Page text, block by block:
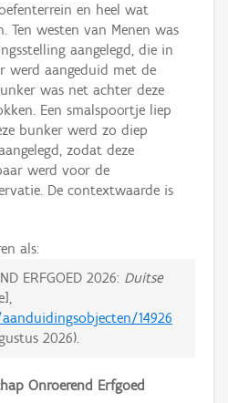
en heel wat
Ten westen van Menen was
aangelegd, die in
werd aangeduid met de
was net achter deze
Een smalspoortje liep
bunker werd zo diep
zodat deze
werd voor de
De contextwaarde is
als:
ERFGOED 2026: Duitse
14926
2026).
Onroerend Erfgoed